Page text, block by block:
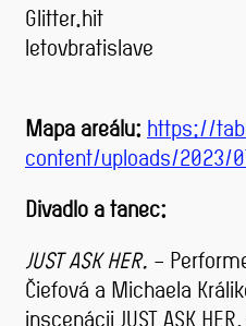
Glitter.hit
letovbratislave
Mapa areálu: https://
content/uploads/2023/
Divadlo a tanec:
JUST ASK HER. –
Čiefová a Michaela
inscenácii JUST ASK